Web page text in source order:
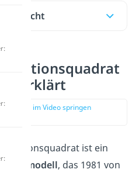
erklärt
zur Stelle im Video springen
ist ein
, das 1981 von